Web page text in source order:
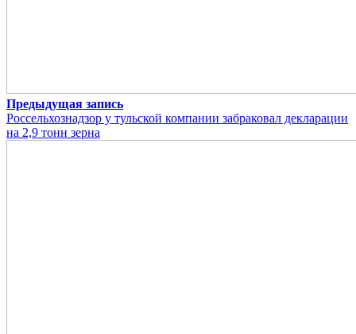
Предыдущая запись
Россельхознадзор у тульской компании забраковал декларации
на 2,9 тонн зерна